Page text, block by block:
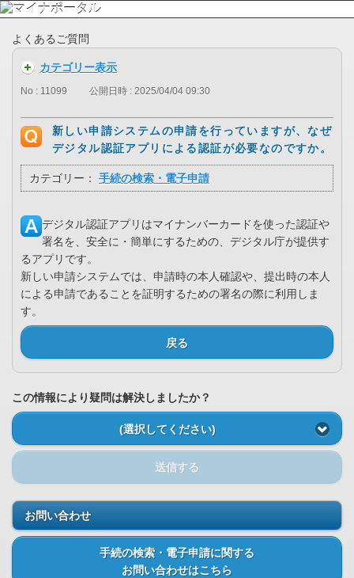
よくあるご質問
カテゴリー表示
No : 11099 公開日時 : 2025/04/04 09:30
新しい申請システムの申請を行っていますが、なぜ
デジタル認証アプリによる認証が必要なのですか。
カテゴリー： 手続の検索・電子申請
デジタル認証アプリはマイナンバーカードを使った認証や
署名を、安全に・簡単にするための、デジタル庁が提供す
るアプリです。
新しい申請システムでは、申請時の本人確認や、提出時の本人
による申請であることを証明するための署名の際に利用しま
す。
戻る
この情報により疑問は解決しましたか？
(選択してください)
送信する
お問い合わせ
手続の検索・電子申請に関する
お問い合わせはこちら